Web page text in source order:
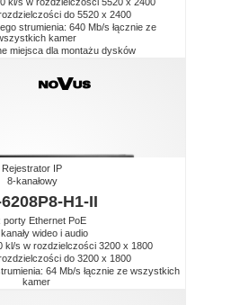
do 5520 x 2400
strumienia: 640 Mb/s łącznie ze
kamer
miejsca dla montażu dysków
Rejestrator IP
8-kanałowy
H1-II
porty Ethernet PoE
wideo i audio
kl/s w rozdzielczości 3200 x 1800
do 3200 x 1800
64 Mb/s łącznie ze wszystkich
kamer